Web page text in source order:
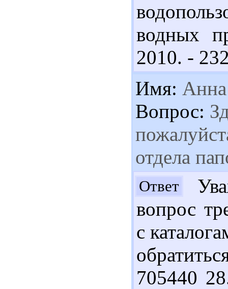
водных
2010. -
Имя: Анна
Вопрос:
отдела
Ответ
вопрос
с
705440